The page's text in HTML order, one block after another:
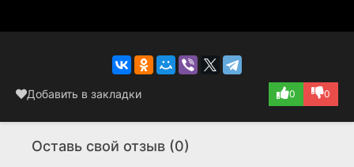
Добавить в закладки 0 0
Оставь свой отзыв (0)